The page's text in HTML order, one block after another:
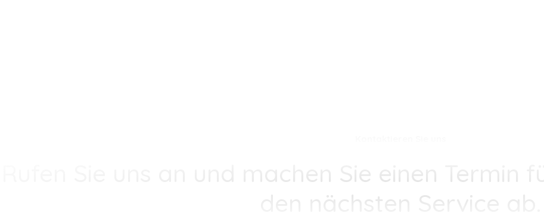
Rufen Sie uns an und machen Sie einen Termin
den nächsten Service ab.